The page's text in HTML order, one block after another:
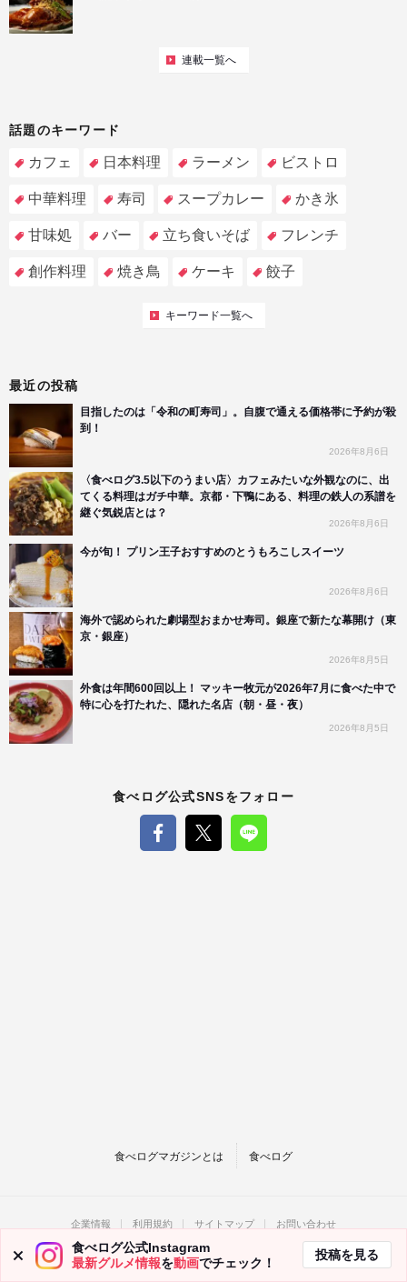
連載一覧へ
話題のキーワード
カフェ 日本料理 ラーメン ビストロ
中華料理 寿司 スープカレー かき氷
甘味処 バー 立ち食いそば フレンチ
創作料理 焼き鳥 ケーキ 餃子
キーワード一覧へ
最近の投稿
目指したのは「令和の町寿司」。自腹で通える価格帯に予約が殺
到！
2026年8月6日
〈食べログ3.5以下のうまい店〉カフェみたいな外観なのに、出
てくる料理はガチ中華。京都・下鴨にある、料理の鉄人の系譜を
継ぐ気鋭店とは？
2026年8月6日
今が旬！ プリン王子おすすめのとうもろこしスイーツ
2026年8月6日
海外で認められた劇場型おまかせ寿司。銀座で新たな幕開け（東
京・銀座）
2026年8月5日
外食は年間600回以上！ マッキー牧元が2026年7月に食べた中で
特に心を打たれた、隠れた名店（朝・昼・夜）
2026年8月5日
食べログ公式SNSをフォロー
食べログマガジンとは 食べログ
食べログ公式Instagram
最新グルメ情報を動画でチェック！
投稿を見る
企業情報 利用規約 サイトマップ お問い合わせ
(c)Kakaku.com, Inc.All Rights Reserved. 無断転載禁止